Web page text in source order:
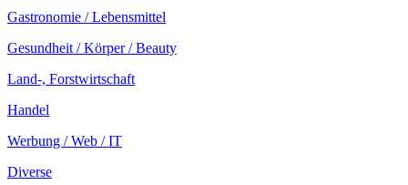
Gastronomie / Lebensmittel
Gesundheit / Körper / Beauty
Land-, Forstwirtschaft
Handel
Werbung / Web / IT
Diverse